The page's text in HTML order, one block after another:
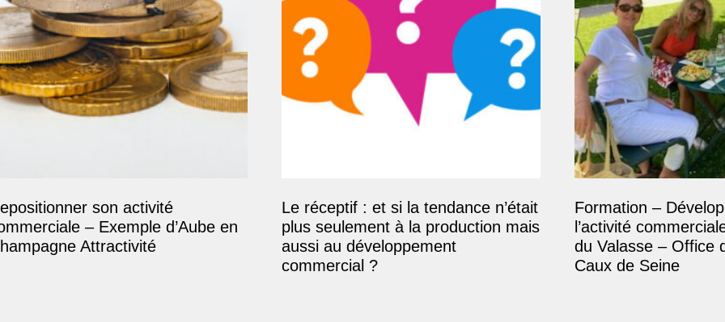
son activité
– Exemple d’Aube en
Attractivité
Le réceptif : et si la tendance n’était
plus seulement à la production mais
aussi au développement
commercial ?
Formation –
l’activité
du Valasse – Office
Caux de Seine